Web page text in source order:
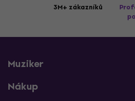
3M+ zákazníků
Muziker
Nákup